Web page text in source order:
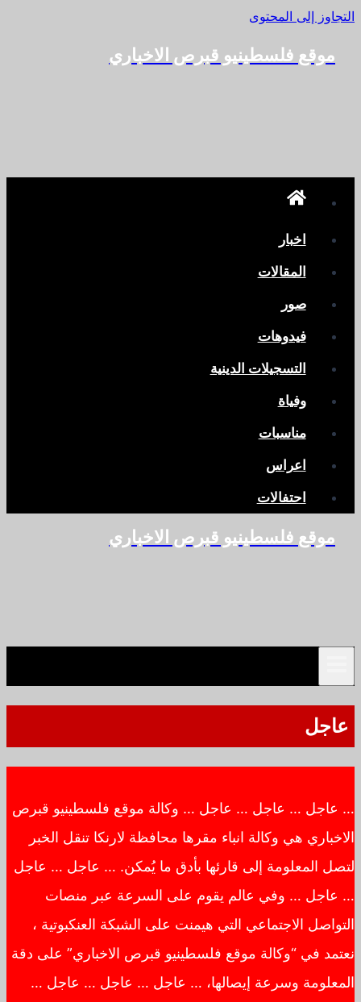
التجاوز إلى المحتوى
موقع فلسطينيو قبرص الاخباري
اخبار
المقالات
صور
فيدوهات
التسجيلات الدينية
وفياة
مناسبات
اعراس
احتفالات
موقع فلسطينيو قبرص الاخباري
عاجل
… عاجل … عاجل … عاجل … وكالة موقع فلسطينيو قبرص
الاخباري هي وكالة انباء مقرها محافظة لارنكا تنقل الخبر
لتصل المعلومة إلى قارئها بأدق ما يُمكن. … عاجل … عاجل
… عاجل … وفي عالم يقوم على السرعة عبر منصات
التواصل الاجتماعي التي هيمنت على الشبكة العنكبوتية ،
نعتمد في “وكالة موقع فلسطينيو قبرص الاخباري” على دقة
المعلومة وسرعة إيصالها، … عاجل … عاجل … عاجل …